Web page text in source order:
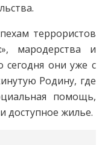
террористов
мародерства и
сегодня они уже с
Родину, где
помощь,
доступное жилье.